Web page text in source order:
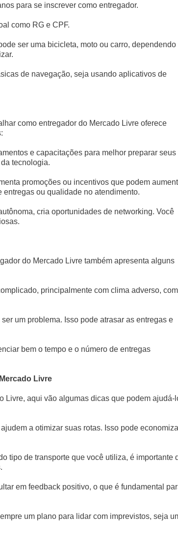
para se inscrever como entregador.
como RG e CPF.
ser uma bicicleta, moto ou carro, dependendo
de navegação, seja usando aplicativos de
como entregador do Mercado Livre oferece
e capacitações para melhor preparar seus
tecnologia.
promoções ou incentivos que podem
ou qualidade no atendimento.
cria oportunidades de networking. Você
do Mercado Livre também apresenta alguns
principalmente com clima adverso,
um problema. Isso pode atrasar as entregas e
bem o tempo e o número de entregas
Livre
Livre, aqui vão algumas dicas que podem ajudá-
a otimizar suas rotas. Isso pode
tipo de transporte que você utiliza, é importante
em feedback positivo, o que é fundamental
um plano para lidar com imprevistos, seja